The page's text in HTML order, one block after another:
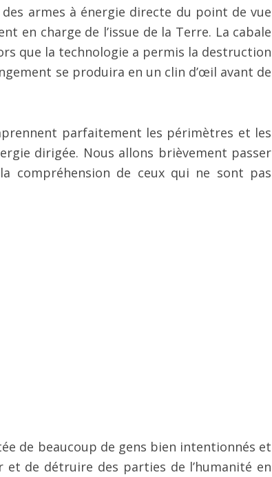
armes à énergie directe du point de vue
en charge de l’issue de la Terre. La cabale
que la technologie a permis la destruction
se produira en un clin d’œil avant de
parfaitement les périmètres et les
dirigée. Nous allons brièvement passer
compréhension de ceux qui ne sont pas
de beaucoup de gens bien intentionnés et
de détruire des parties de l’humanité en